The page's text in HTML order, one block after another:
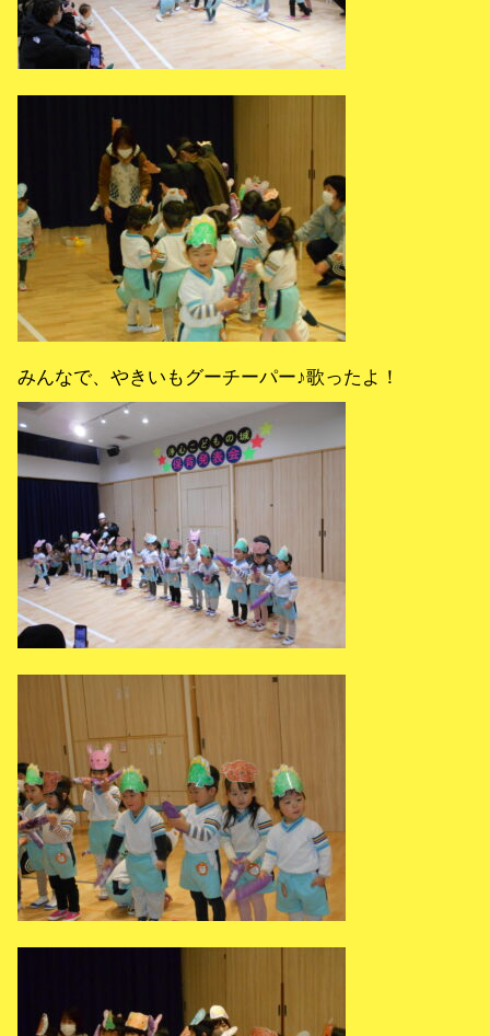
みんなで、やきいもグーチーパー♪歌ったよ！